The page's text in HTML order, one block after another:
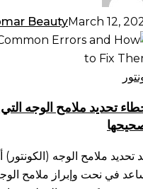
BeautyMarch 12,
تحديد ملامح الوجه
تحديد ملامح الوجه
في نحت وإبراز ملامح